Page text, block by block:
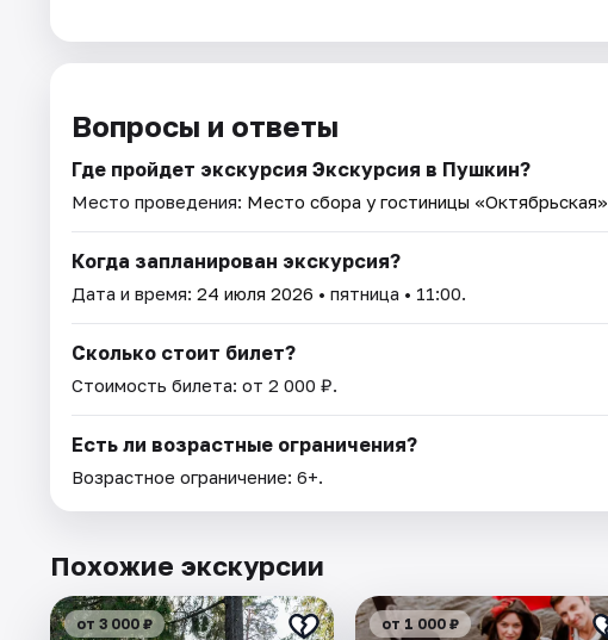
Вопросы и ответы
Где пройдет экскурсия Экскурсия в Пушкин?
Место проведения: Место сбора у гостиницы «Октябрьская»
Когда запланирован экскурсия?
Дата и время: 24 июля 2026 • пятница • 11:00.
Сколько стоит билет?
Стоимость билета: от 2 000 ₽.
Есть ли возрастные ограничения?
Возрастное ограничение: 6+.
Похожие экскурсии
от 3 000 ₽ от 1 000 ₽